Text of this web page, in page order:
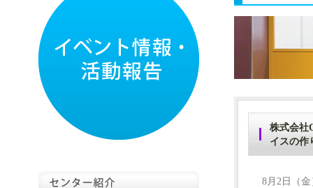
株式会社
イスの作
8月2日（
センター紹介